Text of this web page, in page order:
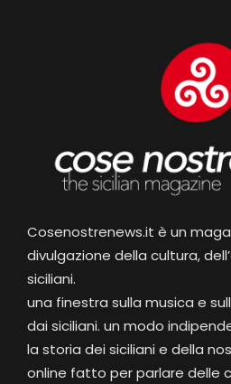
Cosenostrenews.it è un
divulgazione della cultura,
siciliani.
una finestra sulla musica e
dai siciliani. un modo
la storia dei siciliani e della
online fatto per parlare delle